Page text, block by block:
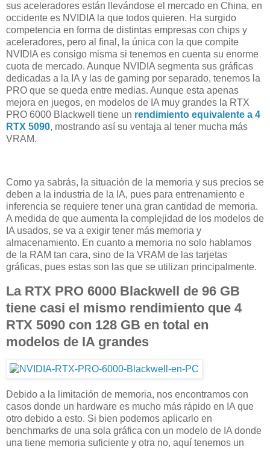
sus aceleradores están llevándose el mercado en China, en
occidente es NVIDIA la que todos quieren. Ha surgido
competencia en forma de distintas empresas con chips y
aceleradores, pero al final, la única con la que compite
NVIDIA es consigo misma si tenemos en cuenta su enorme
cuota de mercado. Aunque NVIDIA segmenta sus gráficas
dedicadas a la IA y las de gaming por separado, tenemos la
PRO que se queda entre medias. Aunque esta apenas
mejora en juegos, en modelos de IA muy grandes la RTX
PRO 6000 Blackwell tiene un rendimiento equivalente a 4
RTX 5090, mostrando así su ventaja al tener mucha más
VRAM.
Como ya sabrás, la situación de la memoria y sus precios se
deben a la industria de la IA, pues para entrenamiento e
inferencia se requiere tener una gran cantidad de memoria.
A medida de que aumenta la complejidad de los modelos de
IA usados, se va a exigir tener más memoria y
almacenamiento. En cuanto a memoria no solo hablamos
de la RAM tan cara, sino de la VRAM de las tarjetas
gráficas, pues estas son las que se utilizan principalmente.
La RTX PRO 6000 Blackwell de 96 GB
tiene casi el mismo rendimiento que 4
RTX 5090 con 128 GB en total en
modelos de IA grandes
Debido a la limitación de memoria, nos encontramos con
casos donde un hardware es mucho más rápido en IA que
otro debido a esto. Si bien podemos aplicarlo en
benchmarks de una sola gráfica con un modelo de IA donde
una tiene memoria suficiente y otra no, aquí tenemos un